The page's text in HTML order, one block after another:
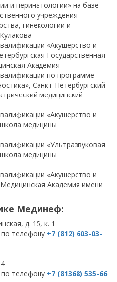
и перинатологии» на базе
учреждения
гинекологии и
«Акушерство и
Государственная
Академия
по программе
Санкт-Петербургский
медицинский
«Акушерство и
медицины
«Ультразвуковая
медицины
«Акушерство и
Академия имени
Мединеф:
д. 15, к. 1
телефону +7 (812) 603-03-
телефону +7 (81368) 535-66